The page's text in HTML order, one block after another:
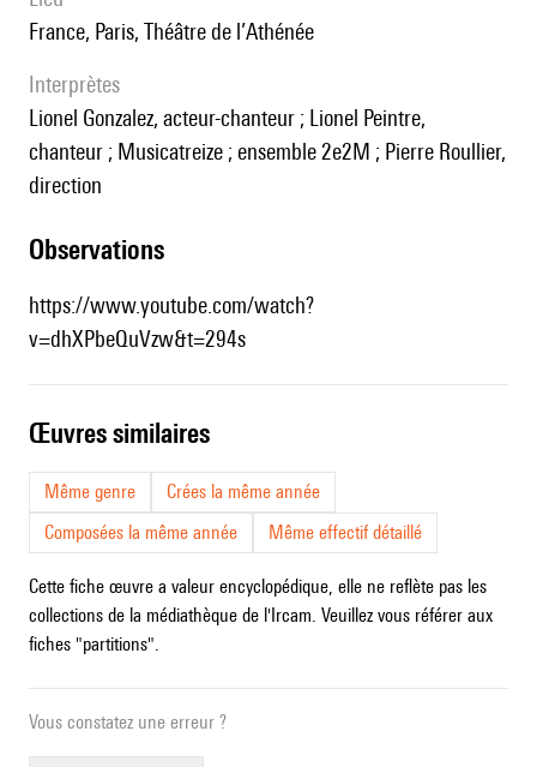
France, Paris, Théâtre de l’Athénée
interprètes
Lionel Gonzalez, acteur-chanteur ; Lionel Peintre,
chanteur ; Musicatreize ; ensemble 2e2M ; Pierre Roullier,
direction
observations
https://www.youtube.com/watch?
v=dhXPbeQuVzw&t=294s
œuvres similaires
Même genre
Crées la même année
Composées la même année
Même effectif détaillé
Cette fiche œuvre a valeur encyclopédique, elle ne reflète pas les
collections de la médiathèque de l'Ircam. Veuillez vous référer aux
fiches "partitions".
Vous constatez une erreur ?